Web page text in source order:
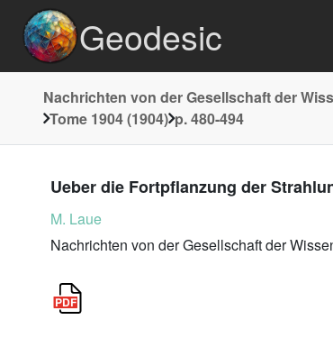
Geodesic
Nachrichten von der Gesellschaft der
Tome 1904 (1904) p. 480-494
Ueber die Fortpflanzung der
M. Laue
Nachrichten von der Gesellschaft der